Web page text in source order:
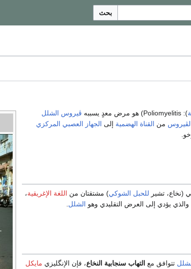
بحث
): Poliomyelitis) هو مرض معدٍ يسببه
ڤيروس الشلل
من القناة الهضمية إلى الجهاز العصبي المركزي
للحبل الشوكي) مشتقتان من اللغة الإغريقية،
والذي يؤدي إلى العرض التقليدي وهو الشلل.
تتوافق مع التهاب سنجابية النخاع، فإن الإنگليزي مايكل